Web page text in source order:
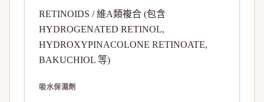
RETINOIDS / 維A類複合 (包含
HYDROGENATED RETINOL,
HYDROXYPINACOLONE RETINOATE,
BAKUCHIOL 等)
吸水保濕劑